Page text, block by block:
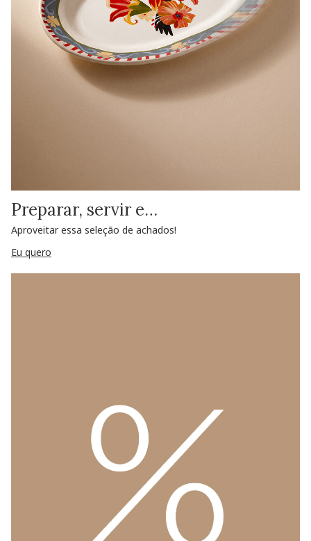
Preparar, servir e…
Aproveitar essa seleção de achados!
Eu quero